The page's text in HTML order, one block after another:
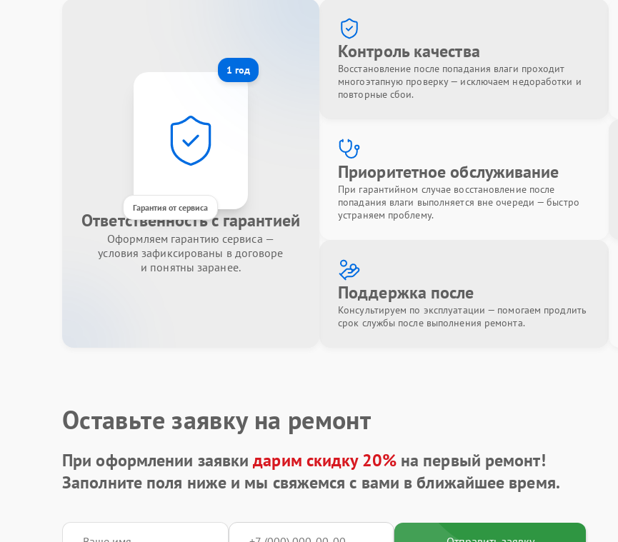
1 год
Гарантия от сервиса
Ответственность с гарантией
Оформляем гарантию сервиса —
условия зафиксированы в договоре
и понятны заранее.
Контроль качества
Восстановление после попадания влаги проходит
многоэтапную проверку — исключаем недоработки и
повторные сбои.
Приоритетное обслуживание
При гарантийном случае восстановление после
попадания влаги выполняется вне очереди — быстро
устраняем проблему.
Поддержка после
Консультируем по эксплуатации — помогаем продлить
срок службы после выполнения ремонта.
Оставьте заявку на ремонт
При оформлении заявкидарим скидку 20%на первый ремонт!
Заполните поля ниже и мы свяжемся с вами в ближайшее время.